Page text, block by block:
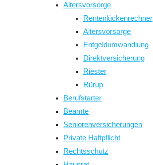
Altersvorsorge
Rentenlückenrechner
Altersvorsorge
Entgeldumwandlung
Direktversicherung
Riester
Rürup
Berufstarter
Beamte
Seniorenversicherungen
Private Haftpflicht
Rechtsschutz